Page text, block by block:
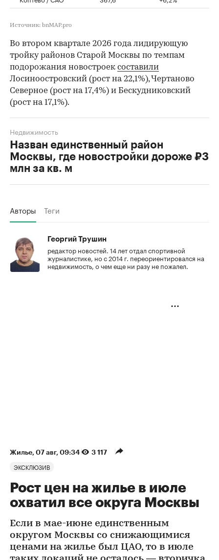
Источник: bnMAP.pro
Во втором квартале 2026 года лидирующую
тройку районов Старой Москвы по темпам
подорожания новостроек составили
Лосиноостровский (рост на 22,1%), Чертаново
Северное (рост на 17,4%) и Бескудниковский
(рост на 17,1%).
Назван единственный район
Москвы, где новостройки дороже ₽3
млн за кв. м
Недвижимость
Авторы Теги
Георгий Трушин
редактор новостей. 14 лет отдал спортивной
журналистике, но с 2014 г. переориентировался на
недвижимость, о чем еще ни разу не пожалел.
Жилье⁠, 07 авг, 09:34 3 117
ЭКСКЛЮЗИВ
Рост цен на жилье в июле
охватил все округа Москвы
Если в мае-июне единственным
округом Москвы со снижающимися
ценами на жилье был ЦАО, то в июле